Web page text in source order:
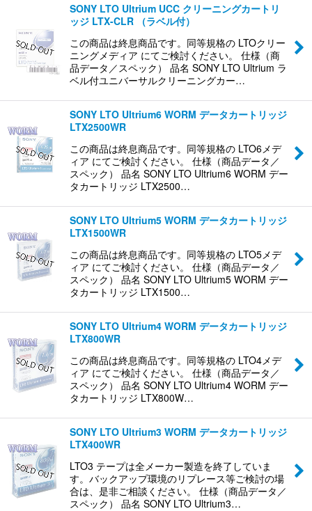
SONY LTO Ultrium UCC クリーニングカートリ
ッジ LTX-CLR （ラベル付）
この商品は終息商品です。同等規格の LTOクリー
ニングメディア にてご検討ください。 仕様（商
品データ／スペック） 品名 SONY LTO Ultrium ラ
ベル付ユニバーサルクリーニングカー…
SONY LTO Ultrium6 WORM データカートリッジ
LTX2500WR
この商品は終息商品です。同等規格の LTO6メデ
ィア にてご検討ください。 仕様（商品データ／
スペック） 品名 SONY LTO Ultrium6 WORM デー
タカートリッジ LTX2500…
SONY LTO Ultrium5 WORM データカートリッジ
LTX1500WR
この商品は終息商品です。同等規格の LTO5メデ
ィア にてご検討ください。 仕様（商品データ／
スペック） 品名 SONY LTO Ultrium5 WORM デー
タカートリッジ LTX1500…
SONY LTO Ultrium4 WORM データカートリッジ
LTX800WR
この商品は終息商品です。同等規格の LTO4メデ
ィア にてご検討ください。 仕様（商品データ／
スペック） 品名 SONY LTO Ultrium4 WORM デー
タカートリッジ LTX800W…
SONY LTO Ultrium3 WORM データカートリッジ
LTX400WR
LTO3 テープは全メーカー製造を終了していま
す。バックアップ環境のリプレース等ご検討の場
合は、是非ご相談ください。 仕様（商品データ／
スペック） 品名 SONY LTO Ultrium3…